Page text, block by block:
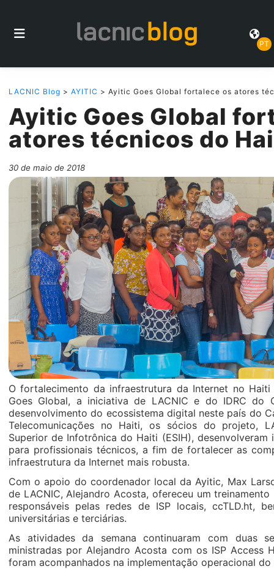
PT
LACNIC Blog > AYITIC > Ayitic Goes Global fortalece os atores
Ayitic Goes Global
atores técnicos do
30 de maio de 2018
O fortalecimento da infraestrutura da Internet no
Goes Global, a iniciativa de LACNIC e do IDRC do
desenvolvimento do ecossistema digital neste país do
Telecomunicações no Haiti, os sócios do projeto,
Superior de Infotrônica do Haiti (ESIH), desenvolveram
para profissionais técnicos, a fim de fortalecer as
infraestrutura da Internet mais robusta.
Com o apoio do coordenador local da Ayitic, Max
de LACNIC, Alejandro Acosta, ofereceu um
responsáveis pelas redes de ISP locais, ccTLD.ht,
universitárias e terciárias.
As atividades da semana continuaram com duas
ministradas por Alejandro Acosta com os ISP Access
foram acompanhados na implementação operacional do